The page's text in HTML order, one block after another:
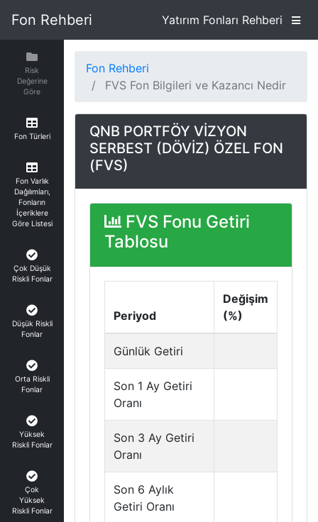
Fon Rehberi Yatırım Fonları Rehberi
Risk
Değerine
Göre
Fon Türleri
Fon Varlık
Dağılımları,
Fonların
İçeriklere
Göre Listesi
Çok Düşük
Riskli Fonlar
Düşük Riskli
Fonlar
Orta Riskli
Fonlar
Yüksek
Riskli Fonlar
Çok
Yüksek
Riskli Fonlar
Fon Rehberi
FVS Fon Bilgileri ve Kazancı Nedir
QNB PORTFÖY VİZYON
SERBEST (DÖVİZ) ÖZEL FON
(FVS)
FVS Fonu Getiri
Tablosu
Periyod
Değişim
(%)
Günlük Getiri
Son 1 Ay Getiri
Oranı
Son 3 Ay Getiri
Oranı
Son 6 Aylık
Getiri Oranı